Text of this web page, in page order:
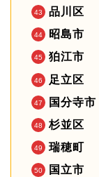
品川区
昭島市
狛江市
足立区
国分寺市
杉並区
瑞穂町
国立市